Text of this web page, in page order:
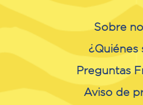
Sobre
¿Quiénes
Preguntas
Aviso de